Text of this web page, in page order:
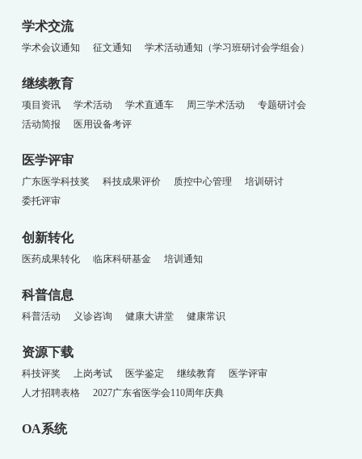
学术交流
学术会议通知 征文通知 学术活动通知（学习班研讨会学组会）
继续教育
项目资讯 学术活动 学术直通车 周三学术活动
专题研讨会
活动简报
医用设备考评
医学评审
广东医学科技奖 科技成果评价 质控中心管理
培训研讨
委托评审
创新转化
医药成果转化 临床科研基金 培训通知
科普信息
科普活动 义诊咨询 健康大讲堂 健康常识
资源下载
科技评奖 上岗考试 医学鉴定 继续教育
医学评审
人才招聘表格
2027广东省医学会110周年庆典
OA系统